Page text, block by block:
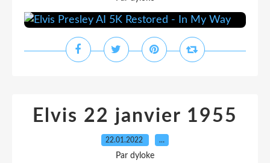
Elvis 22 janvier 1955
22.01.2022 …
Par dyloke